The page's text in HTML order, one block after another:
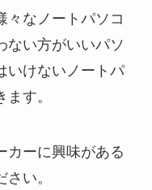
々なノートパソコ
ない方がいいパソ
いけないノートパ
す。
カーに興味がある
い。